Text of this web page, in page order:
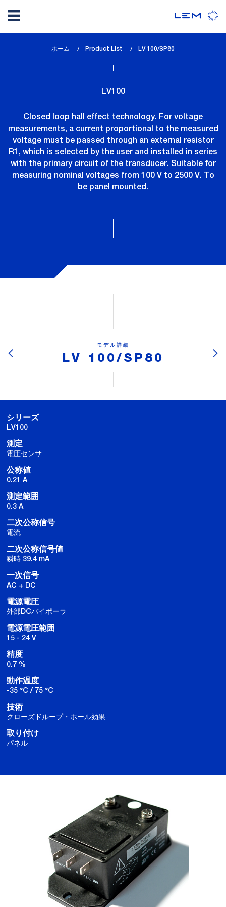
ホーム Product List
lem_current_page
LV 100/SP80
LV100
Closed loop hall effect technology. For voltage
measurements, a current proportional to the measured
voltage must be passed through an external resistor
R1, which is selected by the user and installed in series
with the primary circuit of the transducer. Suitable for
measuring nominal voltages from 100 V to 2500 V. To
be panel mounted.
モデル詳細
LV 100/SP80
シリーズ
LV100
測定
電圧センサ
公称値
0.21 A
測定範囲
0.3 A
二次公称信号
電流
二次公称信号値
瞬時 39.4 mA
一次信号
AC + DC
電源電圧
外部DCバイポーラ
電源電圧範囲
15 - 24 V
精度
0.7 %
動作温度
-35 °C / 75 °C
技術
クローズドループ・ホール効果
取り付け
パネル